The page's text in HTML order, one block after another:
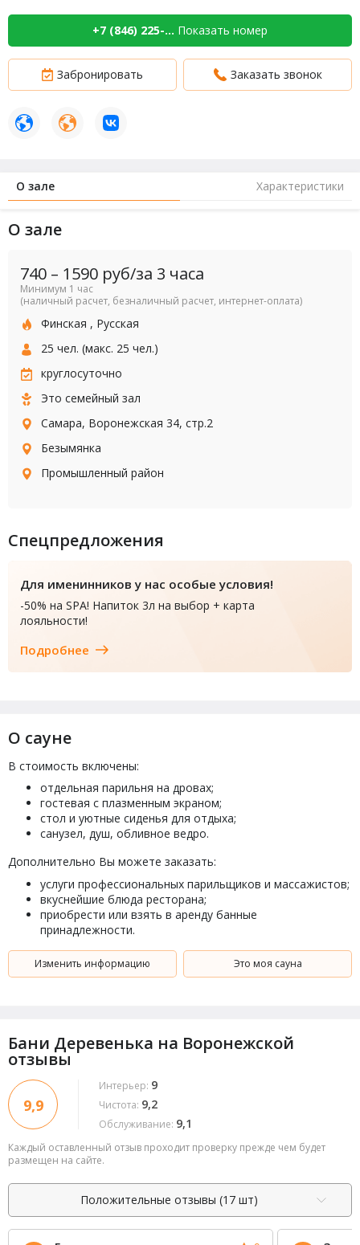
+7 (846) 225-... Показать номер
Забронировать Заказать звонок
О зале Характеристики
О зале
740 – 1590 руб/за 3 часа
Минимум 1 час
(наличный расчет, безналичный расчет, интернет-оплата)
Финская , Русская
25 чел. (макс. 25 чел.)
круглосуточно
Это семейный зал
Самара, Воронежская 34, стр.2
Безымянка
Промышленный район
Спецпредложения
Для именинников у нас особые условия!
-50% на SPA! Напиток 3л на выбор + карта
лояльности!
Подробнее
О сауне
В стоимость включены:
отдельная парильня на дровах;
гостевая с плазменным экраном;
стол и уютные сиденья для отдыха;
санузел, душ, обливное ведро.
Дополнительно Вы можете заказать:
услуги профессиональных парильщиков и массажистов;
вкуснейшие блюда ресторана;
приобрести или взять в аренду банные
принадлежности.
Изменить информацию Это моя сауна
Бани Деревенька на Воронежской
отзывы
9,9
Интерьер: 9
Чистота: 9,2
Обслуживание: 9,1
Каждый оставленный отзыв проходит проверку прежде чем будет
размещен на сайте.
Положительные отзывы (17 шт)